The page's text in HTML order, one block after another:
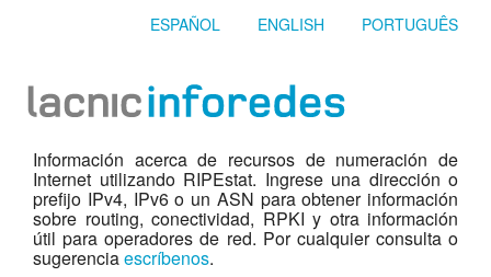
ESPAÑOL ENGLISH PORTUGUÊS
Información acerca de recursos de numeración de
Internet utilizando RIPEstat. Ingrese una dirección o
prefijo IPv4, IPv6 o un ASN para obtener información
sobre routing, conectividad, RPKI y otra información
útil para operadores de red. Por cualquier consulta o
sugerenciaescríbenos.